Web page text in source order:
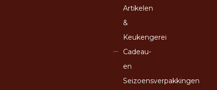
Artikelen
&
Keukengerei
Cadeau-
en
Seizoensverpakkingen